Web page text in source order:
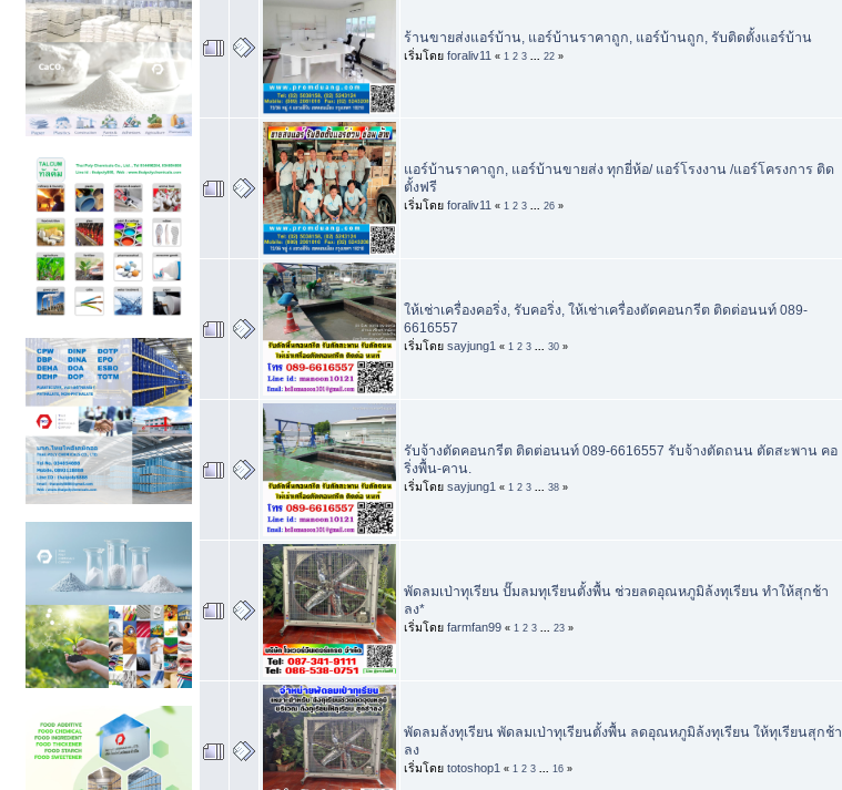
ร้านขายส่งแอร์บ้าน, แอร์บ้านราคาถูก, แอร์บ้านถูก, รับติดตั้งแอร์บ้าน
เริ่มโดย foraliv11 « 1 2 3 22 »
แอร์บ้านราคาถูก, แอร์บ้านขายส่ง ทุกยี่ห้อ/ แอร์โรงงาน /แอร์โครงการ ติด
ตั้งฟรี
เริ่มโดย foraliv11 « 1 2 3 26 »
ให้เช่าเครื่องคอริ่ง, รับคอริ่ง, ให้เช่าเครื่องตัดคอนกรีต ติดต่อนนท์ 089-
6616557
เริ่มโดย sayjung1 « 1 2 3 30 »
รับจ้างตัดคอนกรีต ติดต่อนนท์ 089-6616557 รับจ้างตัดถนน ตัดสะพาน คอ
ริ่งพื้น-คาน.
เริ่มโดย sayjung1 « 1 2 3 38 »
พัดลมเป่าทุเรียน ปั๊มลมทุเรียนตั้งพื้น ช่วยลดอุณหภูมิล้งทุเรียน ทำให้สุกช้า
ลง*
เริ่มโดย farmfan99 « 1 2 3 23 »
พัดลมล้งทุเรียน พัดลมเป่าทุเรียนตั้งพื้น ลดอุณหภูมิล้งทุเรียน ให้ทุเรียนสุกช้า
ลง
เริ่มโดย totoshop1 « 1 2 3 16 »